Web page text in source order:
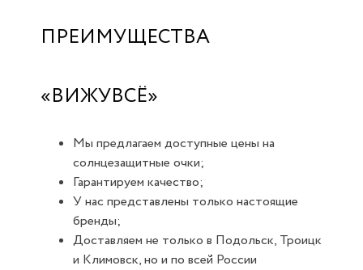
ПРЕИМУЩЕСТВА
«ВИЖУВСЁ»
Мы предлагаем доступные цены на
солнцезащитные очки;
Гарантируем качество;
У нас представлены только настоящие
бренды;
Доставляем не только в Подольск, Троицк
и Климовск, но и по всей России